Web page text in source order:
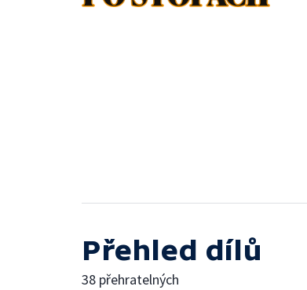
Přehled dílů
38 přehratelných